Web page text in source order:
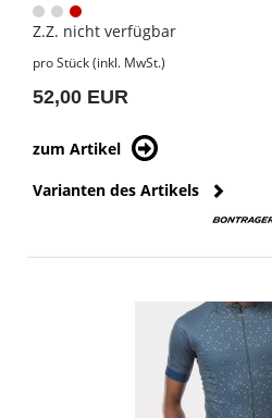
Z.Z. nicht verfügbar
pro Stück (inkl. MwSt.)
52,00 EUR
zum Artikel
Varianten des Artikels